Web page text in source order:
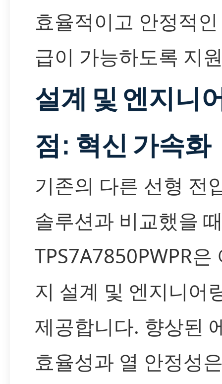
효율적이고 안정적
급이 가능하도록 지
설계 및 엔지니
점: 혁신 가속화
기존의 다른 선형 전
솔루션과 비교했을
TPS7A7850PWPR은
지 설계 및 엔지니어
제공합니다. 향상된
효율성과 열 안정성